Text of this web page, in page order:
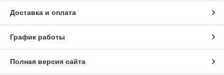
Доставка и оплата
График работы
Полная версия сайта